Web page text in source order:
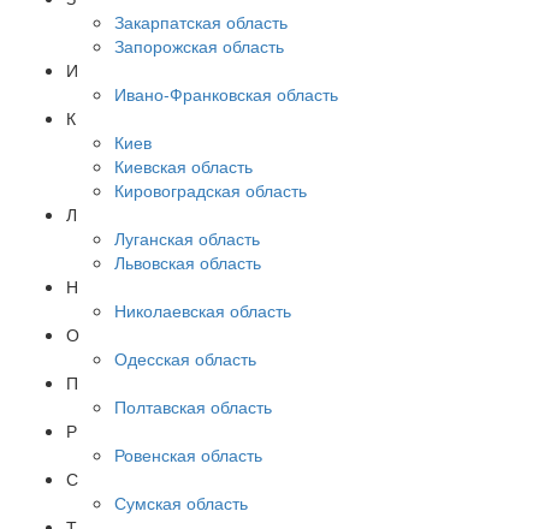
Закарпатская область
Запорожская область
И
Ивано-Франковская область
К
Киев
Киевская область
Кировоградская область
Л
Луганская область
Львовская область
Н
Николаевская область
О
Одесская область
П
Полтавская область
Р
Ровенская область
С
Сумская область